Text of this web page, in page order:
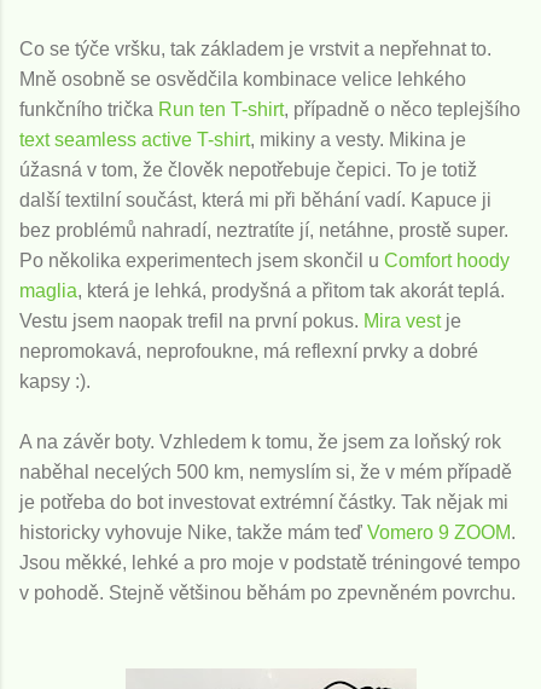
Co se týče vršku, tak základem je vrstvit a nepřehnat to.
Mně osobně se osvědčila kombinace velice lehkého
funkčního trička Run ten T-shirt, případně o něco teplejšího
text seamless active T-shirt, mikiny a vesty. Mikina je
úžasná v tom, že člověk nepotřebuje čepici. To je totiž
další textilní součást, která mi při běhání vadí. Kapuce ji
bez problémů nahradí, neztratíte jí, netáhne, prostě super.
Po několika experimentech jsem skončil u Comfort hoody
maglia, která je lehká, prodyšná a přitom tak akorát teplá.
Vestu jsem naopak trefil na první pokus. Mira vestje
nepromokavá, neprofoukne, má reflexní prvky a dobré
kapsy :).
A na závěr boty. Vzhledem k tomu, že jsem za loňský rok
naběhal necelých 500 km, nemyslím si, že v mém případě
je potřeba do bot investovat extrémní částky. Tak nějak mi
historicky vyhovuje Nike, takže mám teď Vomero 9 ZOOM.
Jsou měkké, lehké a pro moje v podstatě tréningové tempo
v pohodě. Stejně většinou běhám po zpevněném povrchu.